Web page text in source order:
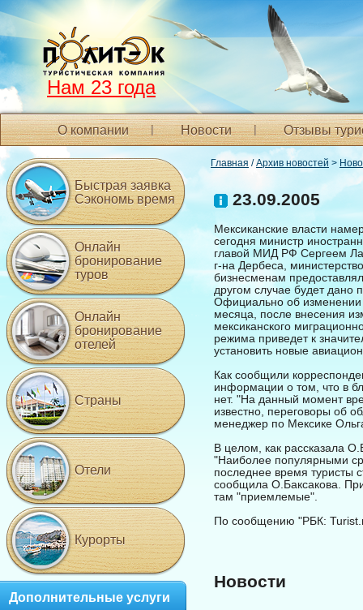
Нам 23 года
О компании Новости Отзывы
Главная /Архив новостей >
23.09.2005
Мексиканские власти
сегодня министр
главой МИД РФ Сергеем
г-на Дербеса,
бизнесменам
другом случае будет дано
Официально об изменении
месяца, после внесения
мексиканского
режима приведет к
установить новые
Как сообщили
информации о том, что в
нет. "На данный момент
известно, переговоры об
менеджер по Мексике
В целом, как рассказала
"Наиболее популярными
последнее время туристы
сообщила О.Баксакова.
там "приемлемые".
По сообщению "РБК:
Новости
Быстрая заявка
Сэкономь время
Онлайн
бронирование
туров
Онлайн
бронирование
отелей
Страны
Отели
Курорты
Дополнительные услуги